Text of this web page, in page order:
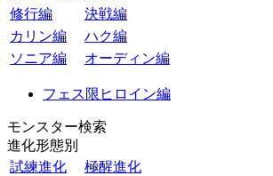
修行編
決戦編
カリン編
ハク編
ソニア編
オーディン編
フェス限ヒロイン編
モンスター検索
進化形態別
試練進化
極醒進化